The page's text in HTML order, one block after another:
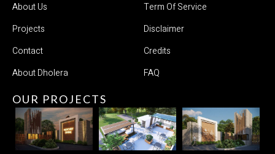
About Us
Projects
Contact
About Dholera
Term Of Service
Disclaimer
Credits
FAQ
OUR PROJECTS